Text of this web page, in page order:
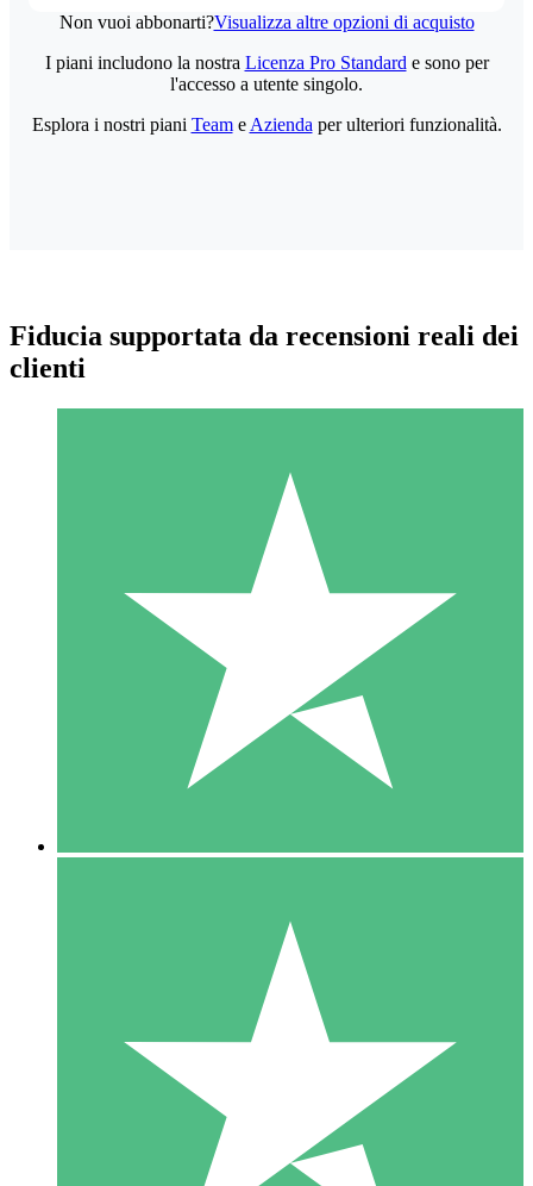
Non vuoi abbonarti?Visualizza altre opzioni di acquisto
Pacchetti di Crediti Individuali
Paga a consumo con crediti di download. Nessun impegno
1 Download
10
US$1500
10 Download
20
I piani includono la nostra Licenza Pro Standard e sono per
l'accesso a utente singolo.
Esplora i nostri piani Teame Azienda per ulteriori funzionalità.
Fiducia supportata da recensioni reali dei
clienti